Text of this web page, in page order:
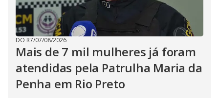
DO R7/07/08/2026
Mais de 7 mil mulheres já foram
atendidas pela Patrulha Maria da
Penha em Rio Preto